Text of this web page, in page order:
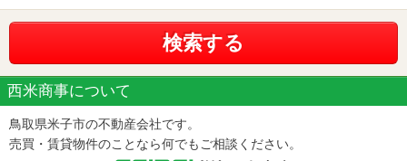
西米商事について
鳥取県米子市の不動産会社です。
売買・賃貸物件のことなら何でもご相談ください。